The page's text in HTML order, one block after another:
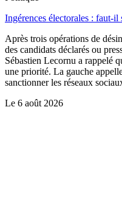
Ingérences électorales : faut-il
Après trois opérations de
des candidats déclarés ou
Sébastien Lecornu a rappelé
une priorité. La gauche
sanctionner les réseaux
Le 6 août 2026